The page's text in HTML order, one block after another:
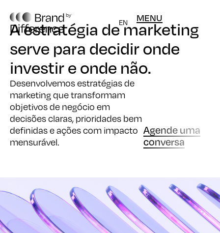
EN MENU
A estratégia de marketing
serve para decidir onde
investir e onde não.
Desenvolvemos estratégias de
marketing que transformam
objetivos de negócio em
decisões claras, prioridades bem
definidas e ações com impacto
mensurável.
Agende uma
conversa